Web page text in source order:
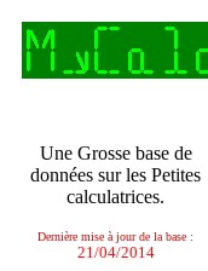
Une Grosse base de
données sur les Petites
calculatrices.
Dernière mise à jour de la base :
21/04/2014